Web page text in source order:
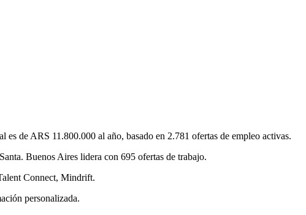
de ARS 11.800.000 al año, basado en 2.781 ofertas de empleo activas.
Buenos Aires lidera con 695 ofertas de trabajo.
Connect, Mindrift.
personalizada.